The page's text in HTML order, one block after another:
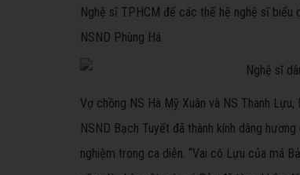
Nghệ sĩ TPHCM để các thế hệ nghệ sĩ
NSND Phùng Há.
Vợ chồng NS Hà Mỹ Xuân và NS Thanh
NSND Bạch Tuyết đã thành kính dâng
nghiệm trong ca diễn. “Vai cô Lựu của má